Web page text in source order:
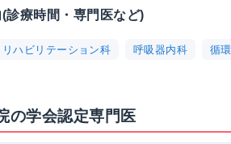
診療時間・専門医など)
リハビリテーション科 呼吸器内科 循
の学会認定専門医